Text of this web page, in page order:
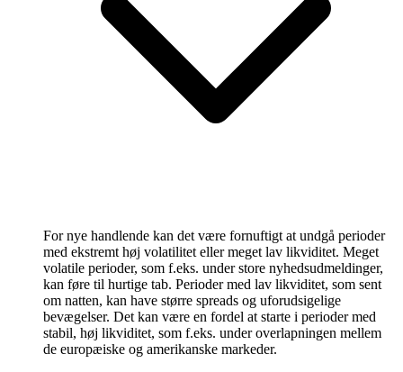
For nye handlende kan det være fornuftigt at undgå perioder
med ekstremt høj volatilitet eller meget lav likviditet. Meget
volatile perioder, som f.eks. under store nyhedsudmeldinger,
kan føre til hurtige tab. Perioder med lav likviditet, som sent
om natten, kan have større spreads og uforudsigelige
bevægelser. Det kan være en fordel at starte i perioder med
stabil, høj likviditet, som f.eks. under overlapningen mellem
de europæiske og amerikanske markeder.